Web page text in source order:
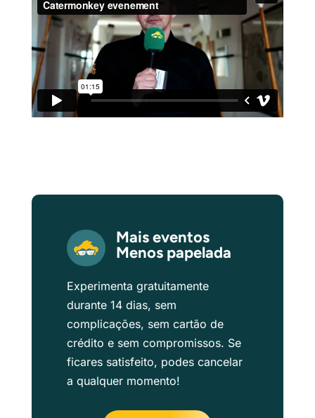
Mais eventos
Menos papelada
Experimenta gratuitamente
durante 14 dias, sem
complicações, sem cartão de
crédito e sem compromissos. Se
ficares satisfeito, podes cancelar
a qualquer momento!